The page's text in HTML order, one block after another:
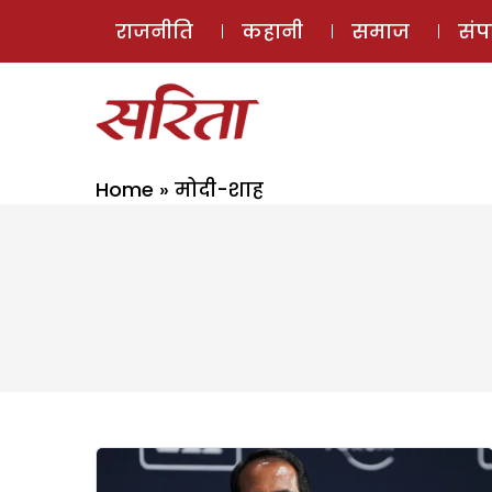
राजनीति कहानी समाज
Home » मोदी-शाह